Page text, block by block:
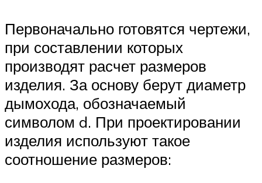
Первоначально готовятся чертежи,
при составлении которых
производят расчет размеров
изделия. За основу берут диаметр
дымохода, обозначаемый
символом d. При проектировании
изделия используют такое
соотношение размеров: